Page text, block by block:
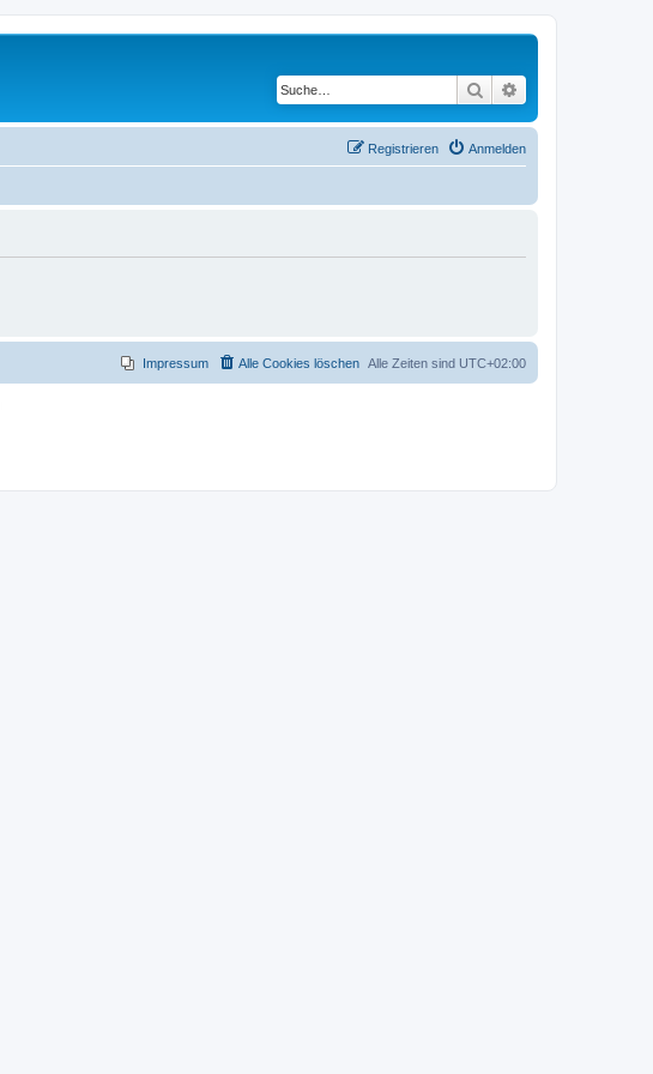
Suche
Anmelden
Registrieren
Alle Zeiten sind UTC+02:00
Alle Cookies löschen
Impressum